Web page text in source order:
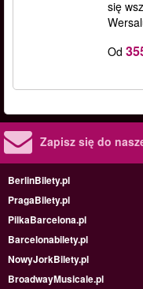
się
Od
Zapisz się do
BerlinBilety.pl
PragaBilety.pl
PilkaBarcelona.pl
Barcelonabilety.pl
NowyJorkBilety.pl
BroadwayMusicale.pl